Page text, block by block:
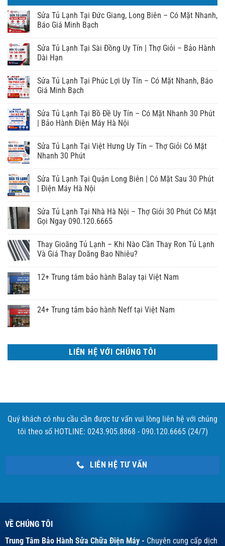
Sửa Tủ Lạnh Tại Đức Giang, Long Biên – Có Mặt Nhanh,
Báo Giá Minh Bạch
Sửa Tủ Lạnh Tại Sài Đồng Uy Tín | Thợ Giỏi – Bảo Hành
Dài Hạn
Sửa Tủ Lạnh Tại Phúc Lợi Uy Tín – Có Mặt Nhanh, Báo
Giá Minh Bạch
Sửa Tủ Lạnh Tại Bồ Đề Uy Tín – Có Mặt Nhanh 30 Phút
| Bảo Hành Điện Máy Hà Nội
Sửa Tủ Lạnh Tại Việt Hưng Uy Tín – Thợ Giỏi Có Mặt
Nhanh 30 Phút
Sửa Tủ Lạnh Tại Quận Long Biên | Có Mặt Sau 30 Phút
| Điện Máy Hà Nội
Sửa Tủ Lạnh Tại Nhà Hà Nội – Thợ Giỏi 30 Phút Có Mặt
Gọi Ngay 090.120.6665
Thay Gioăng Tủ Lạnh – Khi Nào Cần Thay Ron Tủ Lạnh
Và Giá Thay Doăng Bao Nhiêu?
12+ Trung tâm bảo hành Balay tại Việt Nam
24+ Trung tâm bảo hành Neff tại Việt Nam
LIÊN HỆ VỚI CHÚNG TÔI
Quý khách có nhu cầu cần được tư vấn vui lòng liên hệ với chúng
tôi theo số HOTLINE: 0243.905.8868 - 090.120.6665 (24/7)
LIÊN HỆ TƯ VẤN
VỀ CHÚNG TÔI
Trung Tâm Bảo Hành Sửa Chữa Điện Máy - Chuyên cung cấp dịch